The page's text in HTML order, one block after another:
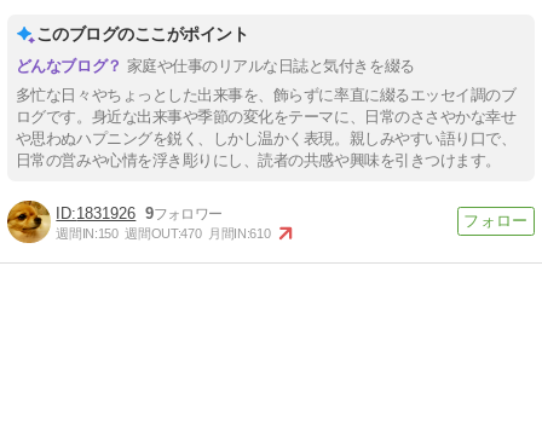
このブログのここがポイント
家庭や仕事のリアルな日誌と気付きを綴る
多忙な日々やちょっとした出来事を、飾らずに率直に綴るエッセイ調のブ
ログです。身近な出来事や季節の変化をテーマに、日常のささやかな幸せ
や思わぬハプニングを鋭く、しかし温かく表現。親しみやすい語り口で、
日常の営みや心情を浮き彫りにし、読者の共感や興味を引きつけます。
1831926 9
週間IN:150 週間OUT:470 月間IN:610